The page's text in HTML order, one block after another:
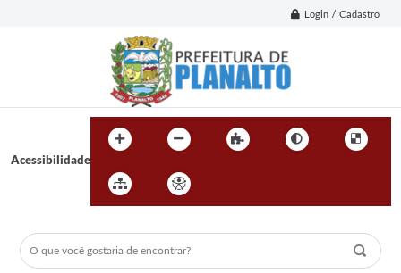
Login / Cadastro
Acessibilidade